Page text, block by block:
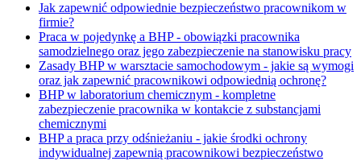
Jak zapewnić odpowiednie bezpieczeństwo pracownikom w
firmie?
Praca w pojedynkę a BHP - obowiązki pracownika
samodzielnego oraz jego zabezpieczenie na stanowisku pracy
Zasady BHP w warsztacie samochodowym - jakie są wymogi
oraz jak zapewnić pracownikowi odpowiednią ochronę?
BHP w laboratorium chemicznym - kompletne
zabezpieczenie pracownika w kontakcie z substancjami
chemicznymi
BHP a praca przy odśnieżaniu - jakie środki ochrony
indywidualnej zapewnią pracownikowi bezpieczeństwo